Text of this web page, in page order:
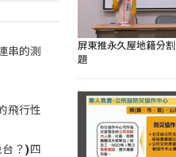
串的測
飛行性
？)四
屏東推永久屋地籍分
題